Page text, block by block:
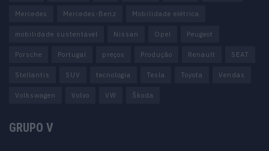
Mercedes Mercedes-Benz Mobilidade elétrica
mobilidade sustentável Nissan Opel Peugeot
Porsche Portugal preços Produção Renault SEAT
Stellantis SUV tecnologia Tesla Toyota Vendas
Volkswagen Volvo VW Škoda
GRUPO V